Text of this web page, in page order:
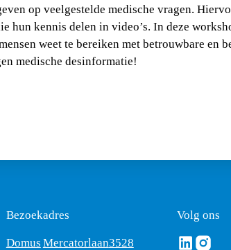
op veelgestelde medische vragen.
hun kennis delen in video’s. In deze
weet te bereiken met betrouwbare en
medische desinformatie!
Bezoekadres
Domus Mercatorlaan3528
Volg ons
Volg ons
Volg